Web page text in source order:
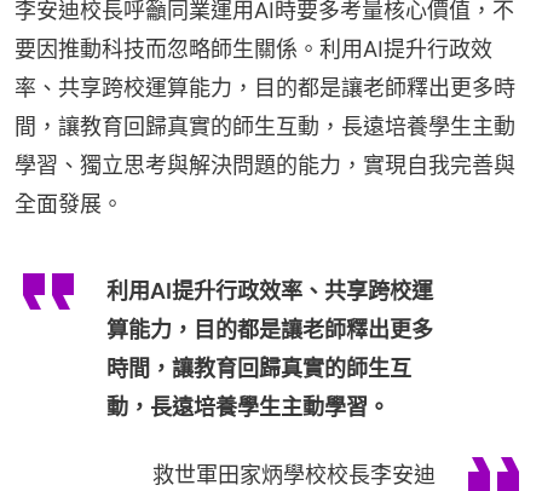
李安迪校長呼籲同業運用AI時要多考量核心價值，不
要因推動科技而忽略師生關係。利用AI提升行政效
率、共享跨校運算能力，目的都是讓老師釋出更多時
間，讓教育回歸真實的師生互動，長遠培養學生主動
學習、獨立思考與解決問題的能力，實現自我完善與
全面發展。
利用AI提升行政效率、共享跨校運
算能力，目的都是讓老師釋出更多
時間，讓教育回歸真實的師生互
動，長遠培養學生主動學習。
救世軍田家炳學校校長李安迪